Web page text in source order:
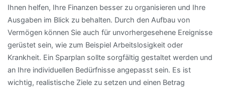
Ihnen helfen, Ihre Finanzen besser zu organisieren und Ihre
Ausgaben im Blick zu behalten. Durch den Aufbau von
Vermögen können Sie auch für unvorhergesehene Ereignisse
gerüstet sein, wie zum Beispiel Arbeitslosigkeit oder
Krankheit. Ein Sparplan sollte sorgfältig gestaltet werden und
an Ihre individuellen Bedürfnisse angepasst sein. Es ist
wichtig, realistische Ziele zu setzen und einen Betrag